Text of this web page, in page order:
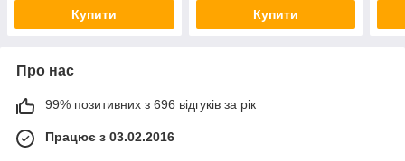
Купити Купити
Про нас
99% позитивних з 696 відгуків за рік
Працює з 03.02.2016